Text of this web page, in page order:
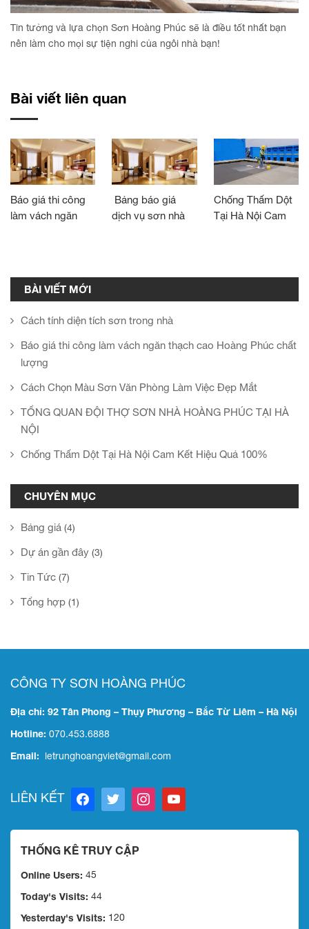
Tin tưởng và lựa chọn Sơn Hoàng Phúc sẽ là điều tốt nhất bạn
nên làm cho mọi sự tiện nghi của ngôi nhà bạn!
Bài viết liên quan
Báo giá thi công
làm vách ngăn
Bảng báo giá
dịch vụ sơn nhà
Chống Thấm Dột
Tại Hà Nội Cam
BÀI VIẾT MỚI
Cách tính diện tích sơn trong nhà
Báo giá thi công làm vách ngăn thạch cao Hoàng Phúc chất
lượng
Cách Chọn Màu Sơn Văn Phòng Làm Việc Đẹp Mắt
TỔNG QUAN ĐỘI THỢ SƠN NHÀ HOÀNG PHÚC TẠI HÀ
NỘI
Chống Thấm Dột Tại Hà Nội Cam Kết Hiệu Quả 100%
CHUYÊN MỤC
Bảng giá (4)
Dự án gần đây (3)
Tin Tức (7)
Tổng hợp (1)
CÔNG TY SƠN HOÀNG PHÚC
Địa chỉ: 92 Tân Phong – Thụy Phương – Bắc Từ Liêm – Hà Nội
Hotline: 070.453.6888
Email: letrunghoangviet@gmail.com
LIÊN KẾT facebooktwitter instagramyoutube
THỐNG KÊ TRUY CẬP
Online Users: 45
Today's Visits: 44
Yesterday's Visits: 120